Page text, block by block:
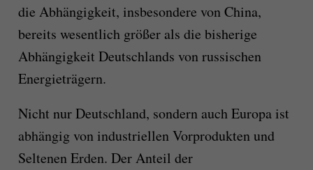
die Abhängigkeit, insbesondere von China,
bereits wesentlich größer als die bisherige
Abhängigkeit Deutschlands von russischen
Energieträgern.
Nicht nur Deutschland, sondern auch Europa ist
abhängig von industriellen Vorprodukten und
Seltenen Erden. Der Anteil der